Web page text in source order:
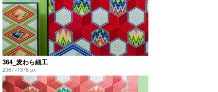
364_麦わら細工
2067×1378 px